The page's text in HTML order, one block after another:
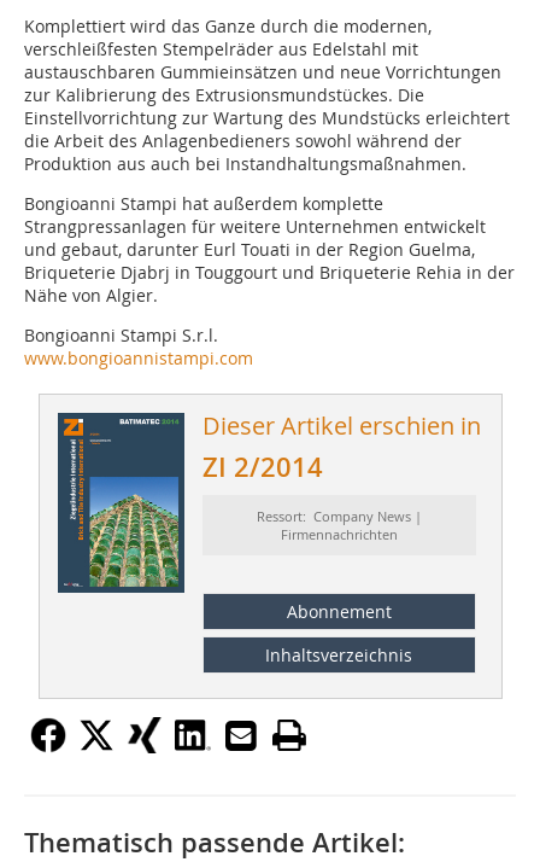
Komplettiert wird das Ganze durch die modernen,
verschleißfesten Stempelräder aus Edelstahl mit
austauschbaren Gummieinsätzen und neue Vorrichtungen
zur Kalibrierung des Extrusionsmundstückes. Die
Einstellvorrichtung zur Wartung des Mundstücks erleichtert
die Arbeit des Anlagenbedieners sowohl während der
Produktion aus auch bei Instandhaltungsmaßnahmen.
Bongioanni Stampi hat außerdem komplette
Strangpressanlagen für weitere Unternehmen entwickelt
und gebaut, darunter Eurl Touati in der Region Guelma,
Briqueterie Djabrj in Touggourt und Briqueterie Rehia in der
Nähe von Algier.
Bongioanni Stampi S.r.l.
www.bongioannistampi.com
Dieser Artikel erschien in
ZI 2/2014
Ressort: Company News |
Firmennachrichten
Abonnement
Inhaltsverzeichnis
Thematisch passende Artikel: